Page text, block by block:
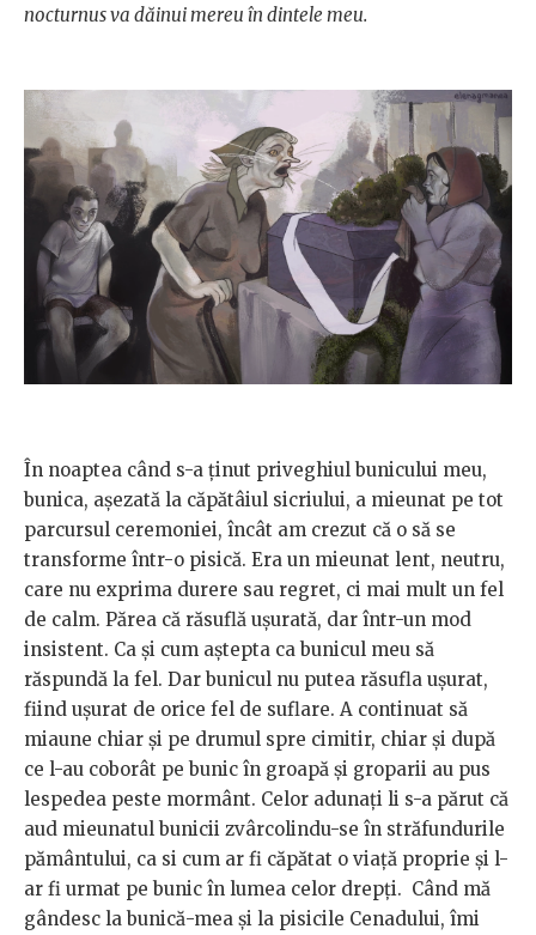
nocturnus va dăinui mereu în dintele meu.
În noaptea când s-a ținut priveghiul bunicului meu,
bunica, așezată la căpătâiul sicriului, a mieunat pe tot
parcursul ceremoniei, încât am crezut că o să se
transforme într-o pisică. Era un mieunat lent, neutru,
care nu exprima durere sau regret, ci mai mult un fel
de calm. Părea că răsuflă ușurată, dar într-un mod
insistent. Ca și cum aștepta ca bunicul meu să
răspundă la fel. Dar bunicul nu putea răsufla ușurat,
fiind ușurat de orice fel de suflare. A continuat să
miaune chiar și pe drumul spre cimitir, chiar și după
ce l-au coborât pe bunic în groapă și groparii au pus
lespedea peste mormânt. Celor adunați li s-a părut că
aud mieunatul bunicii zvârcolindu-se în străfundurile
pământului, ca si cum ar fi căpătat o viață proprie și l-
ar fi urmat pe bunic în lumea celor drepți. Când mă
gândesc la bunică-mea și la pisicile Cenadului, îmi